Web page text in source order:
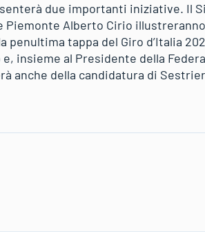
due importanti iniziative. Il
Piemonte Alberto Cirio
penultima tappa del Giro d’Italia
insieme al Presidente della
anche della candidatura di